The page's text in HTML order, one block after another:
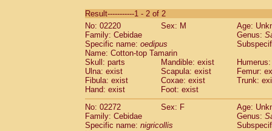
CebidaeSaguinus labiatus(0)
Cebidae Saguinus leucopus (0)
Cebidae
CebidaeSaguinus mystax
Cebidae Saguinus nigricollis (1)
Cebidae Saguinus oedipus
Cebidae Saguinus weddelli
Cebidae Saguinusspp.
Cebidae Aotus trivirgatus
Cebidae
CebidaeCebus apella
Result-----------1 - 2 of 2
No: 02220
Sex: M
Age:
Family: Cebidae
Genus:
Specific name: oedipus
Name: Cotton-top Tamarin
Skull: parts
Mandible: exist
Ulna: exist
Scapula: exist
Femur:
Fibula: exist
Coxae: exist
Trunk:
Hand: exist
Foot: exist
No: 02272
Sex: F
Age:
Family: Cebidae
Genus:
Specific name: nigricollis